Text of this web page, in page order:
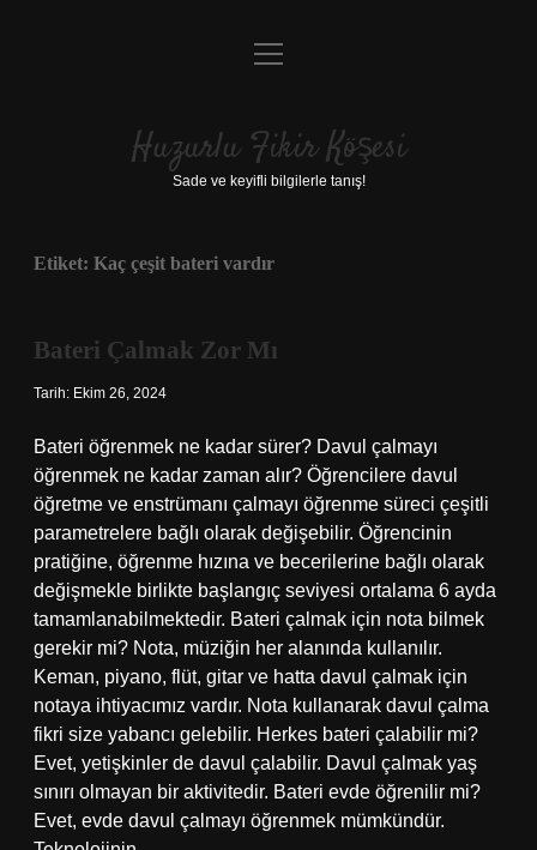
Anasayfa
Yasal Uyarı
menüyü
Huzurlu Fikir Köşesi
Sade ve keyifli bilgilerle tanış!
Etiket: Kaç çeşit bateri vardır
Bateri Çalmak Zor Mı
Tarih: Ekim 26, 2024
Bateri öğrenmek ne kadar sürer? Davul çalmayı
öğrenmek ne kadar zaman alır? Öğrencilere davul
öğretme ve enstrümanı çalmayı öğrenme süreci çeşitli
parametrelere bağlı olarak değişebilir. Öğrencinin
pratiğine, öğrenme hızına ve becerilerine bağlı olarak
değişmekle birlikte başlangıç ​​seviyesi ortalama 6 ayda
tamamlanabilmektedir. Bateri çalmak için nota bilmek
gerekir mi? Nota, müziğin her alanında kullanılır.
Keman, piyano, flüt, gitar ve hatta davul çalmak için
notaya ihtiyacımız vardır. Nota kullanarak davul çalma
fikri size yabancı gelebilir. Herkes bateri çalabilir mi?
Evet, yetişkinler de davul çalabilir. Davul çalmak yaş
sınırı olmayan bir aktivitedir. Bateri evde öğrenilir mi?
Evet, evde davul çalmayı öğrenmek mümkündür.